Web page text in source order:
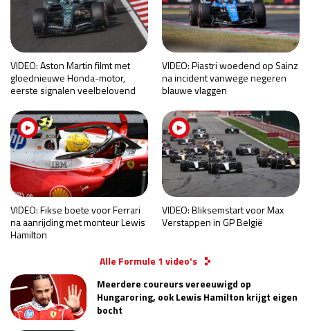
VIDEO: Aston Martin filmt met
gloednieuwe Honda-motor,
eerste signalen veelbelovend
VIDEO: Piastri woedend op Sainz
na incident vanwege negeren
blauwe vlaggen
VIDEO: Fikse boete voor Ferrari
na aanrijding met monteur Lewis
Hamilton
VIDEO: Bliksemstart voor Max
Verstappen in GP België
Alle Formule 1 video's
Meerdere coureurs vereeuwigd op
Hungaroring, ook Lewis Hamilton krijgt eigen
bocht